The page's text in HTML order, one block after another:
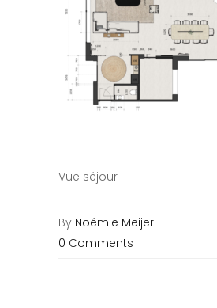
Vue séjour
By Noémie Meijer
0 Comments